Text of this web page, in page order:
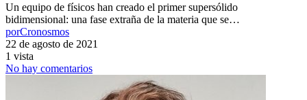
Un equipo de físicos han creado el primer supersólido
bidimensional: una fase extraña de la materia que se…
porCronosmos
22 de agosto de 2021
1 vista
No hay comentarios